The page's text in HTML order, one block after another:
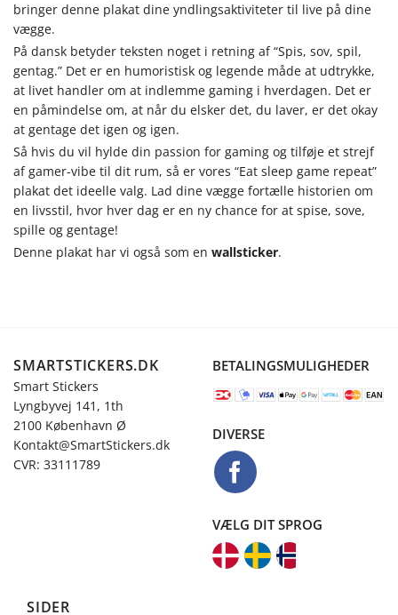
bringer denne plakat dine yndlingsaktiviteter til live på dine
vægge.
På dansk betyder teksten noget i retning af “Spis, sov, spil,
gentag.” Det er en humoristisk og legende måde at udtrykke,
at livet handler om at indlemme gaming i hverdagen. Det er
en påmindelse om, at når du elsker det, du laver, er det okay
at gentage det igen og igen.
Så hvis du vil hylde din passion for gaming og tilføje et strejf
af gamer-vibe til dit rum, så er vores “Eat sleep game repeat”
plakat det ideelle valg. Lad dine vægge fortælle historien om
en livsstil, hvor hver dag er en ny chance for at spise, sove,
spille og gentage!
Denne plakat har vi også som en wallsticker.
SMARTSTICKERS.DK
Smart Stickers
Lyngbyvej 141, 1th
2100 København Ø
Kontakt@SmartStickers.dk
CVR: 33111789
BETALINGSMULIGHEDER
DIVERSE
VÆLG DIT SPROG
SIDER